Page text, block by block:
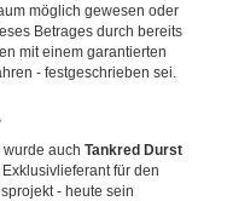
möglich gewesen oder
Betrages durch bereits
mit einem garantierten
- festgeschrieben sei.
wurde auch Tankred Durst
für den
- heute sein